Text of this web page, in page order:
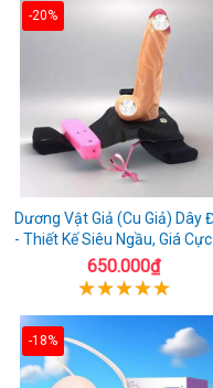
-20%
Dương Vật Giả (Cu Giả) Dây
- Thiết Kế Siêu Ngầu, Giá
650.000₫
-18%